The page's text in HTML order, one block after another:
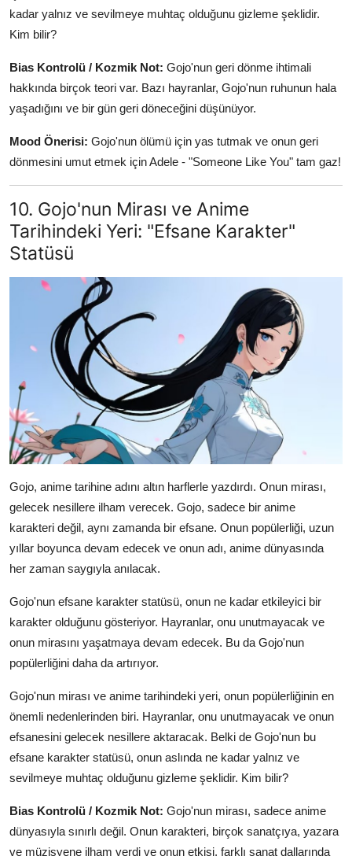
kadar yalnız ve sevilmeye muhtaç olduğunu gizleme şeklidir.
Kim bilir?
Bias Kontrolü / Kozmik Not: Gojo'nun geri dönme ihtimali
hakkında birçok teori var. Bazı hayranlar, Gojo'nun ruhunun hala
yaşadığını ve bir gün geri döneceğini düşünüyor.
Mood Önerisi: Gojo'nun ölümü için yas tutmak ve onun geri
dönmesini umut etmek için Adele - "Someone Like You" tam gaz!
10. Gojo'nun Mirası ve Anime
Tarihindeki Yeri: "Efsane Karakter"
Statüsü
Gojo, anime tarihine adını altın harflerle yazdırdı. Onun mirası,
gelecek nesillere ilham verecek. Gojo, sadece bir anime
karakteri değil, aynı zamanda bir efsane. Onun popülerliği, uzun
yıllar boyunca devam edecek ve onun adı, anime dünyasında
her zaman saygıyla anılacak.
Gojo'nun efsane karakter statüsü, onun ne kadar etkileyici bir
karakter olduğunu gösteriyor. Hayranlar, onu unutmayacak ve
onun mirasını yaşatmaya devam edecek. Bu da Gojo'nun
popülerliğini daha da artırıyor.
Gojo'nun mirası ve anime tarihindeki yeri, onun popülerliğinin en
önemli nedenlerinden biri. Hayranlar, onu unutmayacak ve onun
efsanesini gelecek nesillere aktaracak. Belki de Gojo'nun bu
efsane karakter statüsü, onun aslında ne kadar yalnız ve
sevilmeye muhtaç olduğunu gizleme şeklidir. Kim bilir?
Bias Kontrolü / Kozmik Not: Gojo'nun mirası, sadece anime
dünyasıyla sınırlı değil. Onun karakteri, birçok sanatçıya, yazara
ve müzisyene ilham verdi ve onun etkisi, farklı sanat dallarında